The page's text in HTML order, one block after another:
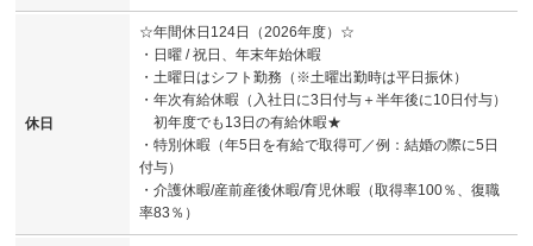
休日
☆年間休日124日（2026年度）☆
・日曜 / 祝日、年末年始休暇
・土曜日はシフト勤務（※土曜出勤時は平日振休）
・年次有給休暇（入社日に3日付与＋半年後に10日付与）
初年度でも13日の有給休暇★
・特別休暇（年5日を有給で取得可／例：結婚の際に5日
付与）
・介護休暇/産前産後休暇/育児休暇（取得率100％、復職
率83％）